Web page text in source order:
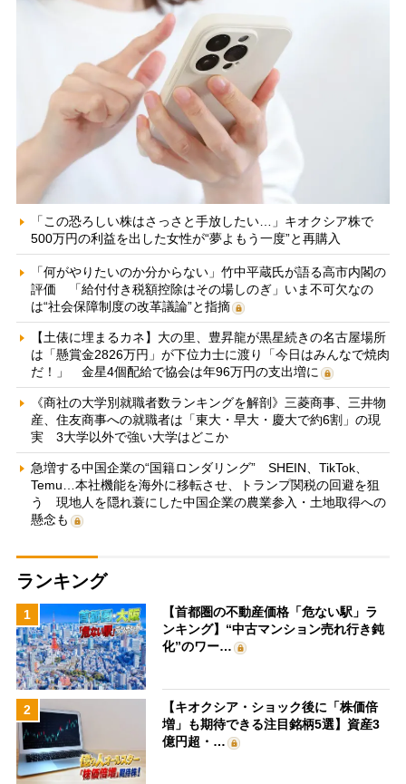
「この恐ろしい株はさっさと手放したい…」キオクシア株で
500万円の利益を出した女性が“夢よもう一度”と再購入
「何がやりたいのか分からない」竹中平蔵氏が語る高市内閣の
評価 「給付付き税額控除はその場しのぎ」いま不可欠なの
は“社会保障制度の改革議論”と指摘
【土俵に埋まるカネ】大の里、豊昇龍が黒星続きの名古屋場所
は「懸賞金2826万円」が下位力士に渡り「今日はみんなで焼肉
だ！」 金星4個配給で協会は年96万円の支出増に
《商社の大学別就職者数ランキングを解剖》三菱商事、三井物
産、住友商事への就職者は「東大・早大・慶大で約6割」の現
実 3大学以外で強い大学はどこか
急増する中国企業の“国籍ロンダリング” SHEIN、TikTok、
Temu…本社機能を海外に移転させ、トランプ関税の回避を狙
う 現地人を隠れ蓑にした中国企業の農業参入・土地取得への
懸念も
ランキング
1
【首都圏の不動産価格「危ない駅」ラ
ンキング】“中古マンション売れ行き鈍
化”のワー…
2
【キオクシア・ショック後に「株価倍
増」も期待できる注目銘柄5選】資産3
億円超・…